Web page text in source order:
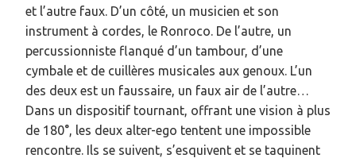
et l’autre faux. D’un côté, un musicien et son
instrument à cordes, le Ronroco. De l’autre, un
percussionniste flanqué d’un tambour, d’une
cymbale et de cuillères musicales aux genoux. L’un
des deux est un faussaire, un faux air de l’autre…
Dans un dispositif tournant, offrant une vision à plus
de 180°, les deux alter-ego tentent une impossible
rencontre. Ils se suivent, s’esquivent et se taquinent